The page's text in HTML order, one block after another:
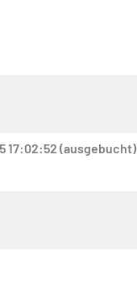
17:02:52 (ausgebucht)